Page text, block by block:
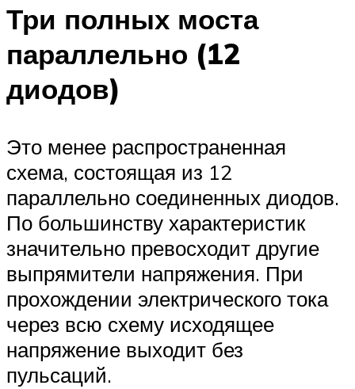
Три полных моста
параллельно (12
диодов)
Это менее распространенная
схема, состоящая из 12
параллельно соединенных диодов.
По большинству характеристик
значительно превосходит другие
выпрямители напряжения. При
прохождении электрического тока
через всю схему исходящее
напряжение выходит без
пульсаций.